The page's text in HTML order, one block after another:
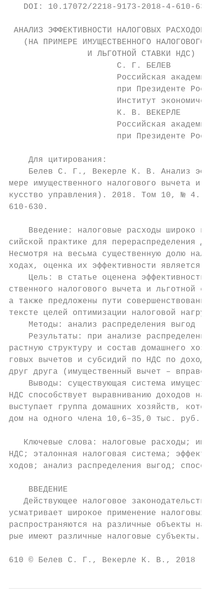
   DOI: 10.17072/2218-9173-2018-4-610-630
АНАЛИЗ ЭФФЕКТИВНОСТИ НАЛОГОВЫХ РАСХОДОВ В
(НА ПРИМЕРЕ ИМУЩЕСТВЕННОГО НАЛОГОВОГО
                И ЛЬГОТНОЙ СТАВКИ НДС)
                      С. Г. БЕЛЕВ
Российская академия
при Президенте
Институт
                      К. В. ВЕКЕРЛЕ
Российская академия
при Президенте
    Для цитирования:
Белев С. Г., Векерле К. В. Анализ
мере имущественного налогового вычета
кусство управления). 2018. Том 10, № 4. С.
610-630.
Введение: налоговые расходы широко
сийской практике для перераспределения
Несмотря на весьма существенную долю
ходах, оценка их эффективности является
Цель: в статье оценена эффективность
ственного налогового вычета и льготной
а также предложены пути совершенствования
тексте целей оптимизации налоговой
Методы: анализ распределения выгод
Результаты: при анализе распределения
растную структуру и состав домашнего
говых вычетов и субсидий по НДС по
друг друга (имущественный вычет – вправо,
Выводы: существующая система
НДС способствует выравниванию доходов
выступает группа домашних хозяйств,
дом на одного члена 10,6–35,0 тыс. руб.).
Ключевые слова: налоговые расходы;
НДС; эталонная налоговая система;
ходов; анализ распределения выгод;
    ВВЕДЕНИЕ
Действующее налоговое законодательство
усматривает широкое применение налоговых
распространяются на различные объекты
рые имеют различные налоговые субъекты.
610 © Белев С. Г., Векерле К. В., 2018